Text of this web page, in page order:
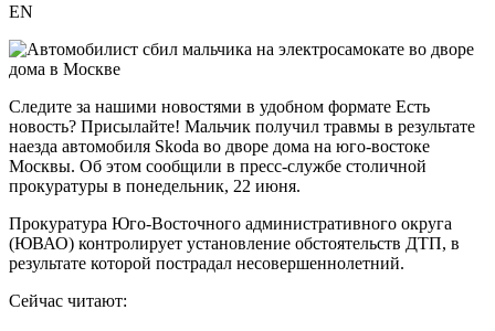
EN
Следите за нашими новостями в удобном формате Есть
новость? Присылайте! Мальчик получил травмы в результате
наезда автомобиля Skoda во дворе дома на юго-востоке
Москвы. Об этом сообщили в пресс-службе столичной
прокуратуры в понедельник, 22 июня.
Прокуратура Юго-Восточного административного округа
(ЮВАО) контролирует установление обстоятельств ДТП, в
результате которой пострадал несовершеннолетний.
Сейчас читают: